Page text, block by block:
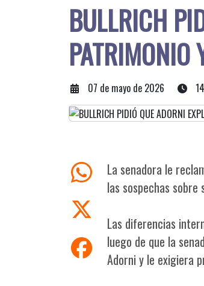
BULLRICH
PATRIMONIO
07 de mayo de 2026
La senadora le
las sospechas
Las diferencias
luego de que la
Adorni y le exigiera